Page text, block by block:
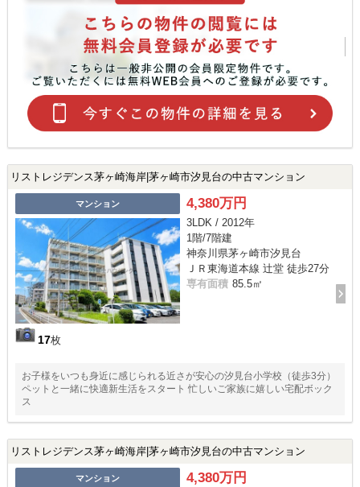
リストレジデンス茅ヶ崎海岸|茅ヶ崎市汐見台の中古マンション
マンション
17枚
4,380万円
3LDK / 2012年
1階/7階建
神奈川県茅ヶ崎市汐見台
ＪＲ東海道本線 辻堂 徒歩27分
専有面積 85.5㎡
お子様をいつも身近に感じられる近さが安心の汐見台小学校（徒歩3分）
ペットと一緒に快適新生活をスタート 忙しいご家族に嬉しい宅配ボック
ス
リストレジデンス茅ヶ崎海岸|茅ヶ崎市汐見台の中古マンション
マンション 4,380万円